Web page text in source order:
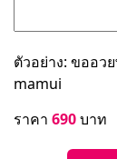
ตัวอย่าง: ขออว
mamui
ราคา 690บาท